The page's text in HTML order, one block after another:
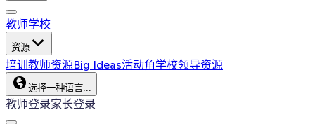
教师学校
资源
培训 教师资源Big Ideas活动角学校领导资源
选择一种语言...
教师登录家长登录